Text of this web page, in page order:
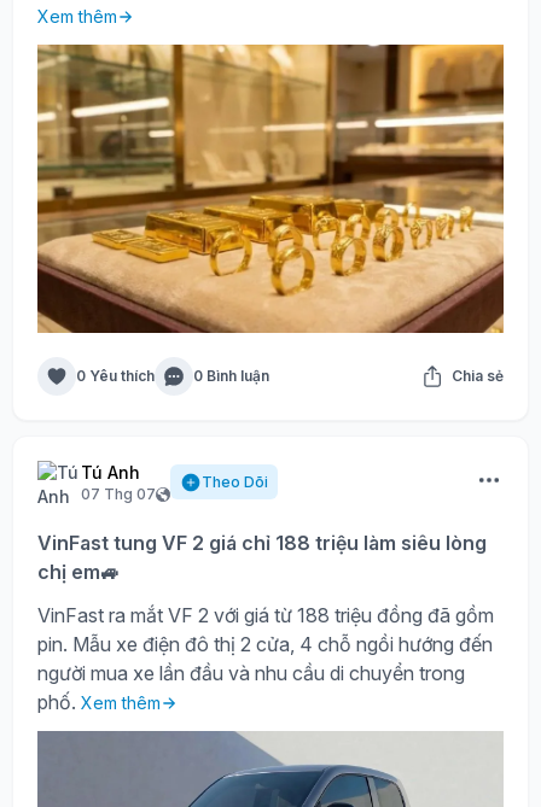
Xem thêm
0 Yêu thích 0 Bình luận Chia sẻ
Tú Anh
07 Thg 07
Theo Dõi
VinFast tung VF 2 giá chỉ 188 triệu làm siêu lòng
chị em🚙
VinFast ra mắt VF 2 với giá từ 188 triệu đồng đã gồm
pin. Mẫu xe điện đô thị 2 cửa, 4 chỗ ngồi hướng đến
người mua xe lần đầu và nhu cầu di chuyển trong
phố. Xem thêm